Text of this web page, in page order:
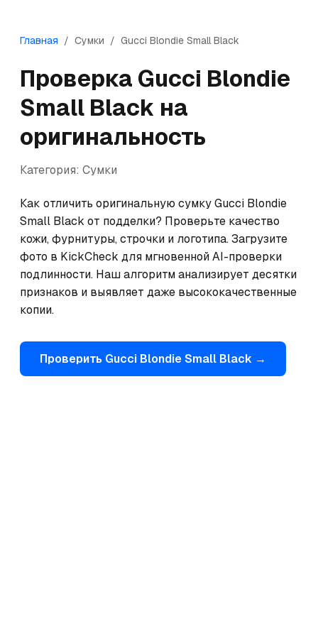
Главная / Сумки / Gucci Blondie Small Black
Проверка Gucci Blondie
Small Black на
оригинальность
Категория: Сумки
Как отличить оригинальную сумку Gucci Blondie
Small Black от подделки? Проверьте качество
кожи, фурнитуры, строчки и логотипа. Загрузите
фото в KickCheck для мгновенной AI-проверки
подлинности. Наш алгоритм анализирует десятки
признаков и выявляет даже высококачественные
копии.
Проверить Gucci Blondie Small Black →